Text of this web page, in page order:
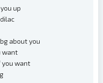
up
about you
want
you want